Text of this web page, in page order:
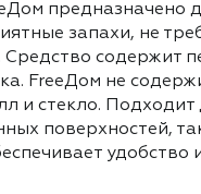
предназначено
запахи, не
Средство содержит
FreeДом не
и стекло.
поверхностей,
удобство